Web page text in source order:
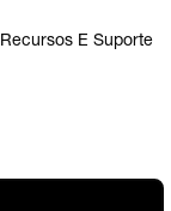
Recursos E Suporte